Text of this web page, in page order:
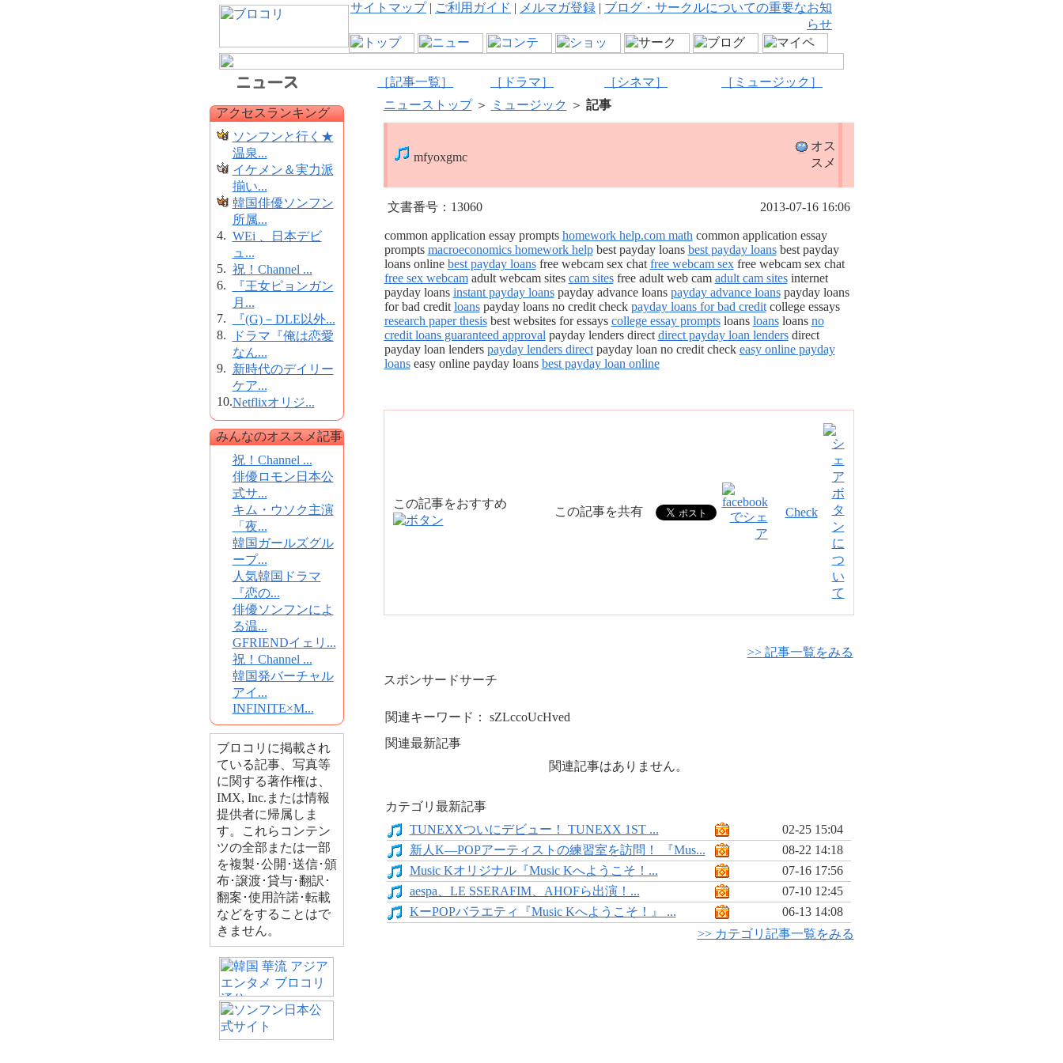
サイトマップ| ご利用ガイド | メルマガ登録 | ブログ・サークルについての重要なお知
らせ
［記事一覧］ ［ドラマ］ ［シネマ］ ［ミュージック］
アクセスランキング
ソンフンと行く★
温泉...
イケメン＆実力派
揃い...
韓国俳優ソンフン
所属...
4. WEi 、日本デビ
ュ...
5. 祝！Channel ...
6.
『王女ピョンガン
月...
7.
『(G)－DLE以外...
8.
ドラマ『俺は恋愛
なん...
9. 新時代のデイリー
ケア...
10.Netflixオリジ...
みんなのオススメ記事
祝！Channel ...
俳優ロモン日本公
式サ...
キム・ウソク主演
「夜...
韓国ガールズグル
ープ...
人気韓国ドラマ
『恋の...
俳優ソンフンによ
る温...
GFRIENDイェリ...
祝！Channel ...
韓国発バーチャル
アイ...
INFINITE×M...
ブロコリに掲載され
ている記事、写真等
に関する著作権は、
IMX, Inc.または情報
提供者に帰属しま
す。これらコンテン
ツの全部または一部
を複製･公開･送信･頒
布･譲渡･貸与･翻訳･
翻案･使用許諾･転載
などをすることはで
きません。
ニューストップ＞ ミュージック ＞ 記事
mfyoxgmc
オス
スメ
文書番号：13060 2013-07-16 16:06
common application essay prompts homework help.com math common application essay
prompts macroeconomics homework helpbest payday loans best payday loansbest payday
loans online best payday loansfree webcam sex chat free webcam sexfree webcam sex chat
free sex webcamadult webcam sites cam sitesfree adult web cam adult cam sitesinternet
payday loans instant payday loanspayday advance loans payday advance loanspayday loans
for bad credit loanspayday loans no credit check payday loans for bad creditcollege essays
research paper thesisbest websites for essays college essay promptsloans loansloans no
credit loans guaranteed approval payday lenders direct direct payday loan lendersdirect
payday loan lenders payday lenders directpayday loan no credit check easy online payday
loanseasy online payday loans best payday loan online
この記事をおすすめ
この記事を共有 Check
>> 記事一覧をみる
スポンサードサーチ
関連キーワード： sZLccoUcHved
関連最新記事
関連記事はありません。
カテゴリ最新記事
TUNEXXついにデビュー！ TUNEXX 1ST ...
02-25 15:04
新人K―POPアーティストの練習室を訪問！ 『Mus...
08-22 14:18
Music Kオリジナル『Music Kへようこそ！...
07-16 17:56
aespa、LE SSERAFIM、AHOFら出演！...
07-10 12:45
KーPOPバラエティ『Music Kへようこそ！』 ...
06-13 14:08
>> カテゴリ記事一覧をみる